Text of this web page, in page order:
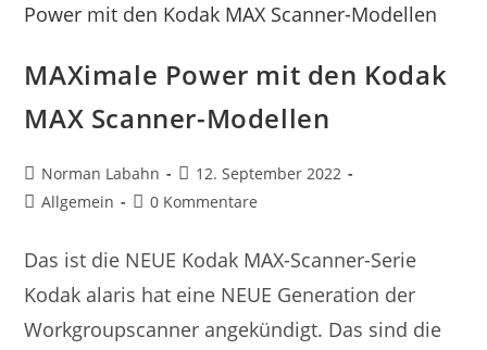
MAXimale Power mit den Kodak
MAX Scanner-Modellen
Norman Labahn
12. September 2022
Allgemein
0 Kommentare
Das ist die NEUE Kodak MAX-Scanner-Serie
Kodak alaris hat eine NEUE Generation der
Workgroupscanner angekündigt. Das sind die